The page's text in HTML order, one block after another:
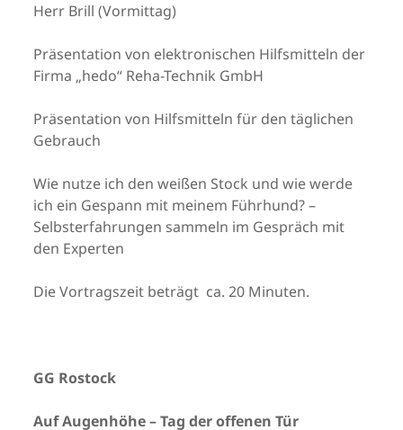
Herr Brill (Vormittag)
Präsentation von elektronischen Hilfsmitteln der
Firma „hedo“ Reha-Technik GmbH
Präsentation von Hilfsmitteln für den täglichen
Gebrauch
Wie nutze ich den weißen Stock und wie werde
ich ein Gespann mit meinem Führhund? –
Selbsterfahrungen sammeln im Gespräch mit
den Experten
Die Vortragszeit beträgt ca. 20 Minuten.
GG Rostock
Auf Augenhöhe – Tag der offenen Tür